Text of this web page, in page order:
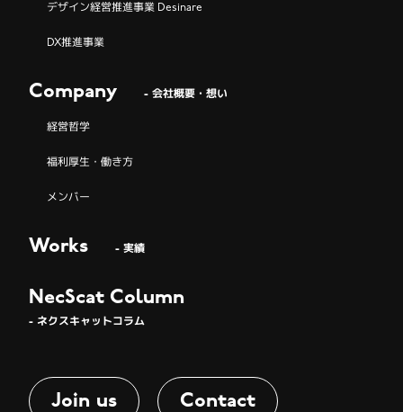
デザイン経営推進事業 Desinare
DX推進事業
Company - 会社概要・想い
経営哲学
福利厚生・働き方
メンバー
Works - 実績
NecScat Column
- ネクスキャットコラム
Join us Contact